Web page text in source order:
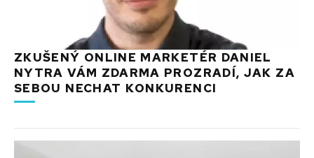
ZKUŠENÝ ONLINE MARKETÉR DANIEL
NYTRA VÁM ZDARMA PROZRADÍ, JAK ZA
SEBOU NECHAT KONKURENCI